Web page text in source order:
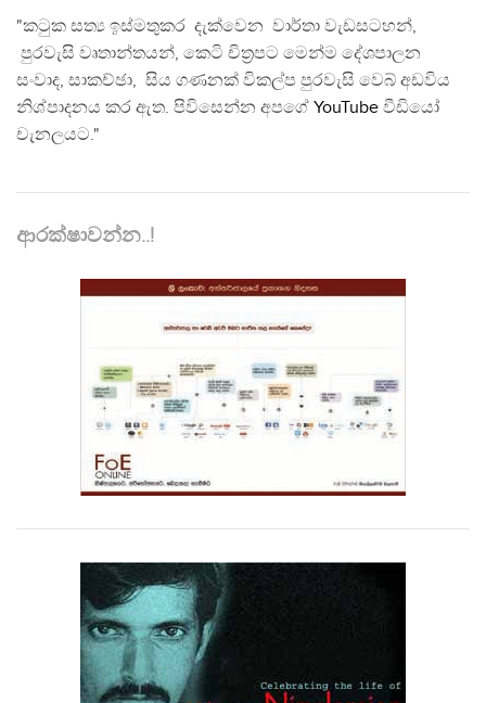
"කටුක සත්‍ය ඉස්මතුකර දැක්වෙන වාර්තා වැඩසටහන්,
පුරවැසි වෘතාන්තයන්, කෙටි චිත්‍රපට මෙන්ම දේශපාලන
සංවාද, සාකච්ඡා, සිය ගණනක් විකල්ප පුරවැසි වෙබ් අඩවිය
නිශ්පාදනය කර ඇත. පිවිසෙන්න අපගේ YouTube වීඩියෝ
චැනලයට."
ආරක්ෂාවන්න..!